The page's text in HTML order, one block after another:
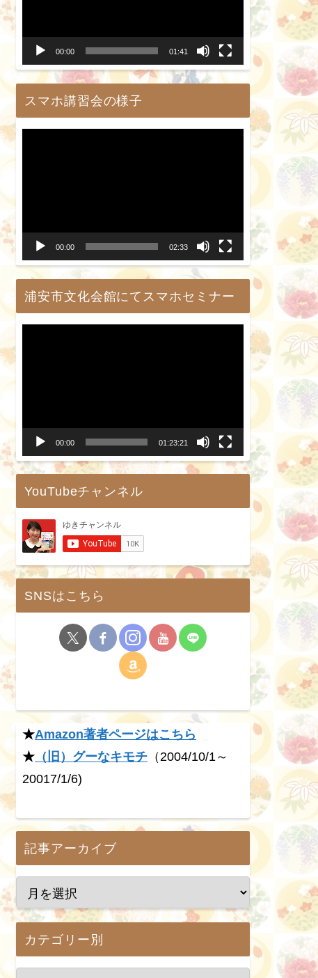
00:00 01:41
スマホ講習会の様子
00:00 02:33
浦安市文化会館にてスマホセミナー
ー
00:00 01:23:21
YouTubeチャンネル
SNSはこちら
★Amazon著者ページはこちら
★ （旧）グーなキモチ （2004/10/1～
20017/1/6)
記事アーカイブ
カテゴリー別